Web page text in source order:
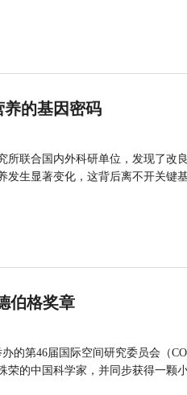
的基因密码
所联合国内外科研单位，发现了改
生显著变化，这背后离不开关键基
伯格奖章
的第46届国际空间研究委员会（
荣的中国科学家，并同步获得一颗